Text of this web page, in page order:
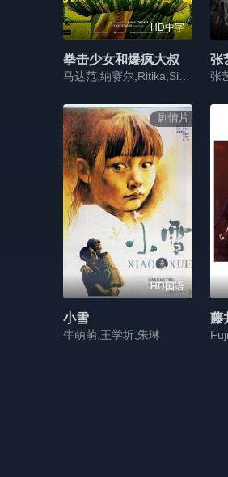
HD中字
拳击少女和爆疯大叔 张
剧情片
HD国语
小雪
牛萌萌,王学圻,朱琳